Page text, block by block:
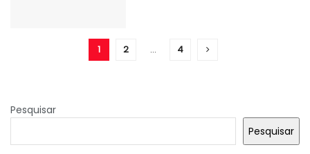
1 2 … 4
Pesquisar
Pesquisar